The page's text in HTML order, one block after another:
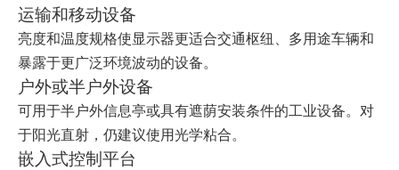
运输和移动设备
亮度和温度规格使显示器更适合交通枢纽、多用途车辆和
暴露于更广泛环境波动的设备。
户外或半户外设备
可用于半户外信息亭或具有遮荫安装条件的工业设备。对
于阳光直射，仍建议使用光学粘合。
嵌入式控制平台